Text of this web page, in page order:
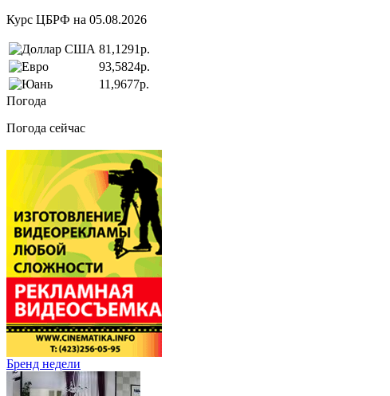
Курс ЦБРФ на 05.08.2026
81,1291р.
93,5824р.
11,9677р.
Погода
Погода сейчас
Бренд недели